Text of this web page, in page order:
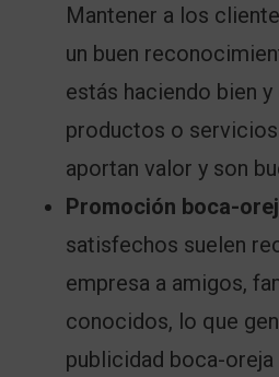
Mantener a los
un buen
estás haciendo bien
productos o
aportan valor y son
Promoción boca-
satisfechos suelen
empresa a amigos,
conocidos, lo que
publicidad boca-